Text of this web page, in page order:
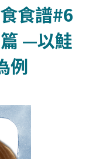
食譜#6
—以鮭
例